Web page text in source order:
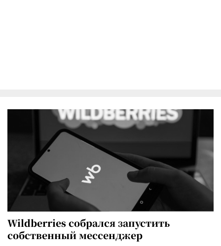
Wildberries собрался запустить
собственный мессенджер